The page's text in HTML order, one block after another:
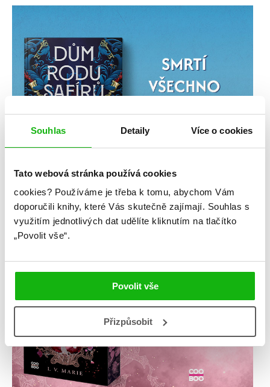
Souhlas Detaily Více o cookies
Tato webová stránka používá cookies
cookies? Používáme je třeba k tomu, abychom Vám
doporučili knihy, které Vás skutečně zajímají. Souhlas s
využitím jednotlivých dat udělíte kliknutím na tlačítko
„Povolit vše“.
Povolit vše
Přizpůsobit